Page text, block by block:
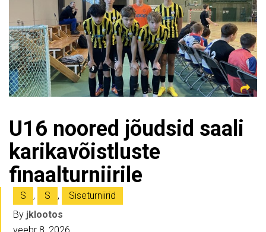
U16 noored jõudsid saali
karikavõistluste
finaalturniirile
S , S ,
Siseturniirid
By jklootos